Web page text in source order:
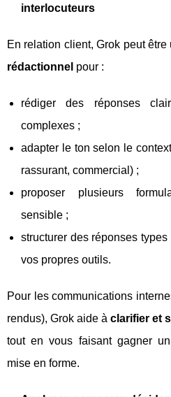
interlocuteurs
En relation client, Grok peut
rédactionnel pour :
rédiger des réponses
complexes ;
adapter le ton selon le
rassurant, commercial) ;
proposer plusieurs
sensible ;
structurer des réponses
vos propres outils.
Pour les communications
rendus), Grok aide àclarifier et
tout en vous faisant gagner
mise en forme.